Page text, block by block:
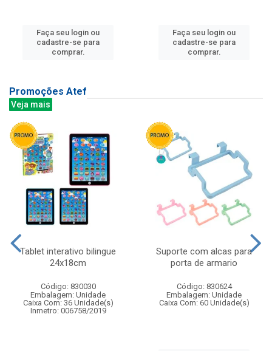
Faça seu login ou
cadastre-se para
comprar.
Faça seu login ou
cadastre-se para
comprar.
Promoções Atef
Veja mais
Tablet interativo bilingue
24x18cm
Código: 830030
Embalagem: Unidade
Caixa Com: 36 Unidade(s)
Inmetro: 006758/2019
Suporte com alcas para
porta de armario
Código: 830624
Embalagem: Unidade
Caixa Com: 60 Unidade(s)